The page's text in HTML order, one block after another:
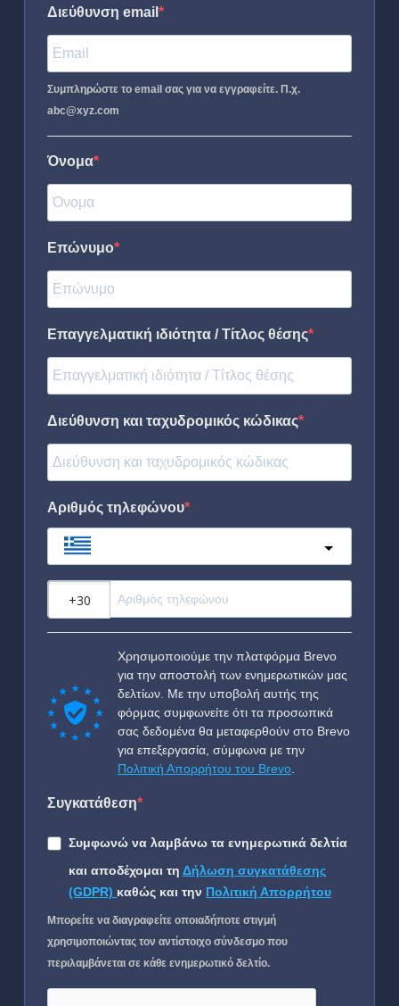
Διεύθυνση email
Συμπληρώστε το email σας για να εγγραφείτε. Π.χ.
abc@xyz.com
Όνομα
Επώνυμο
Επαγγελματική ιδιότητα / Τίτλος θέσης
Διεύθυνση και ταχυδρομικός κώδικας
Αριθμός τηλεφώνου
Χρησιμοποιούμε την πλατφόρμα Brevo
για την αποστολή των ενημερωτικών μας
δελτίων. Με την υποβολή αυτής της
φόρμας συμφωνείτε ότι τα προσωπικά
σας δεδομένα θα μεταφερθούν στο Brevo
για επεξεργασία, σύμφωνα με την
Πολιτική Απορρήτου του Brevo
Συγκατάθεση
Συμφωνώ να λαμβάνω τα ενημερωτικά δελτία
και αποδέχομαι τη Δήλωση συγκατάθεσης
(GDPR) καθώς και την Πολιτική Απορρήτου
Μπορείτε να διαγραφείτε οποιαδήποτε στιγμή
χρησιμοποιώντας τον αντίστοιχο σύνδεσμο που
περιλαμβάνεται σε κάθε ενημερωτικό δελτίο.